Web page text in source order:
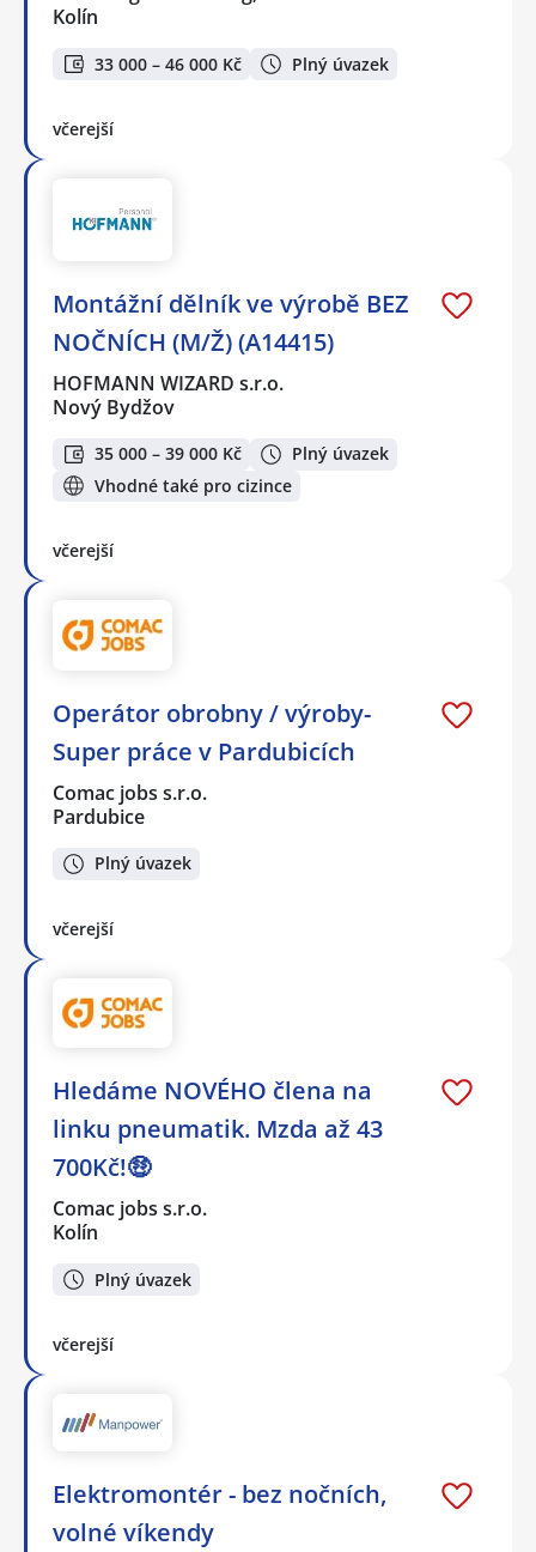
Kolín
33 000 – 46 000 Kč Plný úvazek
včerejší
Montážní dělník ve výrobě BEZ
NOČNÍCH (M/Ž) (A14415)
HOFMANN WIZARD s.r.o.
Nový Bydžov
35 000 – 39 000 Kč
Plný úvazek
Vhodné také pro cizince
včerejší
Operátor obrobny / výroby-
Super práce v Pardubicích
Comac jobs s.r.o.
Pardubice
Plný úvazek
včerejší
Hledáme NOVÉHO člena na
linku pneumatik. Mzda až 43
700Kč!🤑
Comac jobs s.r.o.
Kolín
Plný úvazek
včerejší
Elektromontér - bez nočních,
volné víkendy